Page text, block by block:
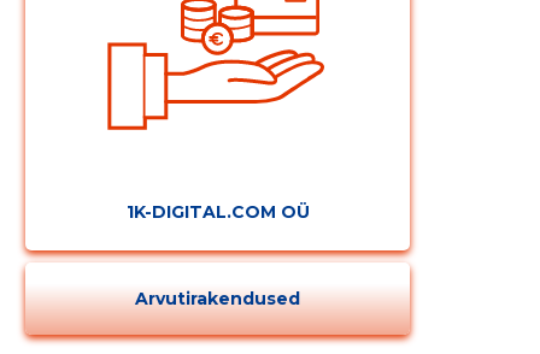
1K-DIGITAL.COM OÜ
Arvutirakendused